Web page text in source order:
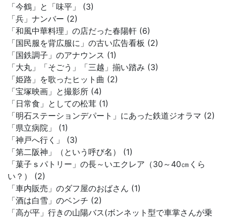
「今鶴」と「味平」 (3)
「兵」ナンバー (2)
「和風中華料理」の店だった春陽軒 (6)
「国民服を背広服に」の古い広告看板 (2)
「国鉄調子」のアナウンス (1)
「大丸」「そごう」「三越」揃い踏み (3)
「姫路」を歌ったヒット曲 (2)
「宝塚映画」と撮影所 (4)
「日常食」としての松茸 (1)
「明石ステーションデパート」にあった鉄道ジオラマ (2)
「県立病院」 (1)
「神戸へ行く」 (3)
「第二阪神」（という呼び名） (1)
「菓子ｓパトリー」の長～いエクレア（30～40㎝くら
い？） (2)
「車内販売」のダフ屋のおばさん (1)
「酒は白雪」のベンチ (2)
「高が平」行きの山陽バス(ボンネット型で車掌さんが乗